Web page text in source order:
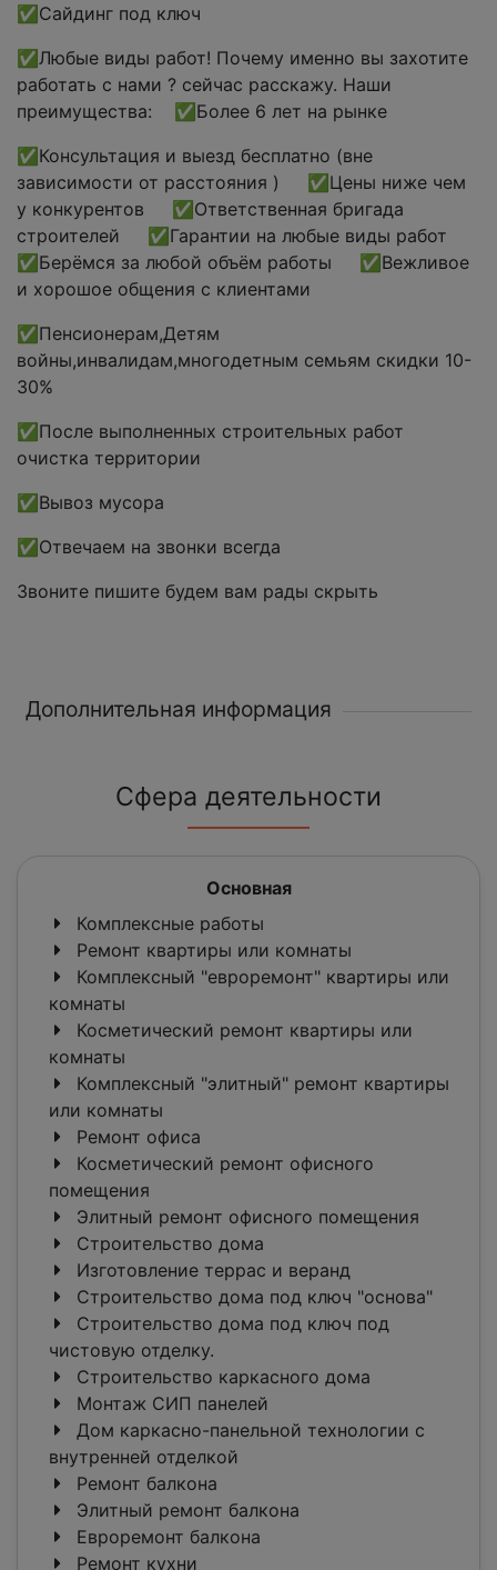
✅Сайдинг под ключ
✅Любые виды работ! Почему именно вы захотите
работать с нами ? сейчас расскажу. Наши
преимущества: ✅Более 6 лет на рынке
✅Консультация и выезд бесплатно (вне
зависимости от расстояния ) ✅Цены ниже чем
у конкурентов ✅Ответственная бригада
строителей ✅Гарантии на любые виды работ
✅Берёмся за любой объём работы ✅Вежливое
и хорошое общения с клиентами
✅Пенсионерам,Детям
войны,инвалидам,многодетным семьям скидки 10-
30%
✅После выполненных строительных работ
очистка территории
✅Вывоз мусора
✅Отвечаем на звонки всегда
Звоните пишите будем вам рады скрыть
Дополнительная информация
Сфера деятельности
Основная
Комплексные работы
Ремонт квартиры или комнаты
Комплексный "евроремонт" квартиры или
комнаты
Косметический ремонт квартиры или
комнаты
Комплексный "элитный" ремонт квартиры
или комнаты
Ремонт офиса
Косметический ремонт офисного
помещения
Элитный ремонт офисного помещения
Строительство дома
Изготовление террас и веранд
Строительство дома под ключ "основа"
Строительство дома под ключ под
чистовую отделку.
Строительство каркасного дома
Монтаж СИП панелей
Дом каркасно-панельной технологии с
внутренней отделкой
Ремонт балкона
Элитный ремонт балкона
Евроремонт балкона
Ремонт кухни